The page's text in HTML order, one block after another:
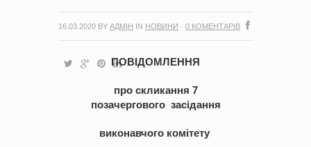
16.03.2020 BY АДМІН IN НОВИНИ · 0 КОМЕНТАРІВ
ПОВІДОМЛЕННЯ
про скликання 7
позачергового засідання
виконавчого комітету